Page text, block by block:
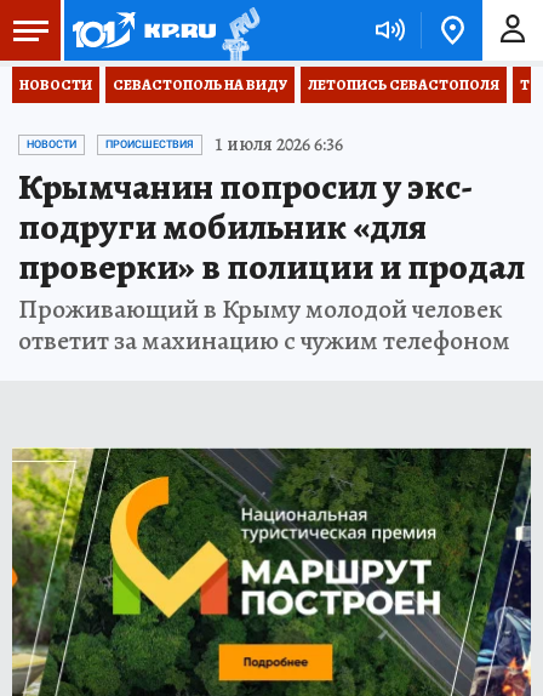
НОВОСТИ СЕВАСТОПОЛЬ НА ВИДУ ЛЕТОПИСЬ СЕВАСТОПОЛЯ
НОВОСТИ ПРОИСШЕСТВИЯ 1 июля 2026 6:36
Крымчанин попросил у экс-
подруги мобильник «для
проверки» в полиции и продал
Проживающий в Крыму молодой человек
ответит за махинацию с чужим телефоном